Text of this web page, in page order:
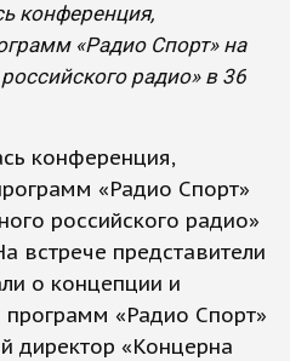
конференция,
«Радио Спорт» на
радио» в 36
конференция,
«Радио Спорт»
российского радио»
встрече представители
о концепции и
программ «Радио Спорт»
директор «Концерна